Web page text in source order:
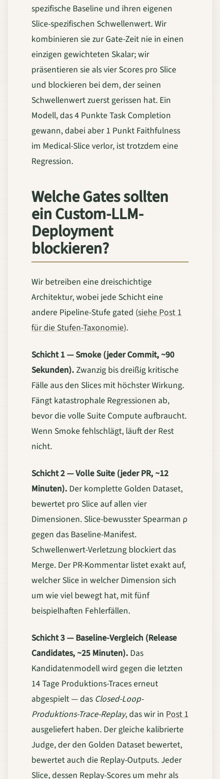
spezifische Baseline und ihren eigenen
Slice-spezifischen Schwellenwert. Wir
kombinieren sie zur Gate-Zeit nie in einen
einzigen gewichteten Skalar; wir
präsentieren sie als vier Scores pro Slice
und blockieren bei dem, der seinen
Schwellenwert zuerst gerissen hat. Ein
Modell, das 4 Punkte Task Completion
gewann, dabei aber 1 Punkt Faithfulness
im Medical-Slice verlor, ist trotzdem eine
Regression.
Welche Gates sollten
ein Custom-LLM-
Deployment
blockieren?
Wir betreiben eine dreischichtige
Architektur, wobei jede Schicht eine
andere Pipeline-Stufe gated (siehe Post 1
für die Stufen-Taxonomie).
Schicht 1 — Smoke (jeder Commit, ~90
Sekunden).Zwanzig bis dreißig kritische
Fälle aus den Slices mit höchster Wirkung.
Fängt katastrophale Regressionen ab,
bevor die volle Suite Compute aufbraucht.
Wenn Smoke fehlschlägt, läuft der Rest
nicht.
Schicht 2 — Volle Suite (jeder PR, ~12
Minuten). Der komplette Golden Dataset,
bewertet pro Slice auf allen vier
Dimensionen. Slice-bewusster Spearman ρ
gegen das Baseline-Manifest.
Schwellenwert-Verletzung blockiert das
Merge. Der PR-Kommentar listet exakt auf,
welcher Slice in welcher Dimension sich
um wie viel bewegt hat, mit fünf
beispielhaften Fehlerfällen.
Schicht 3 — Baseline-Vergleich (Release
Candidates, ~25 Minuten). Das
Kandidatenmodell wird gegen die letzten
14 Tage Produktions-Traces erneut
abgespielt — das Closed-Loop-
Produktions-Trace-Replay, das wir in Post 1
ausgeliefert haben. Der gleiche kalibrierte
Judge, der den Golden Dataset bewertet,
bewertet auch die Replay-Outputs. Jeder
Slice, dessen Replay-Scores um mehr als